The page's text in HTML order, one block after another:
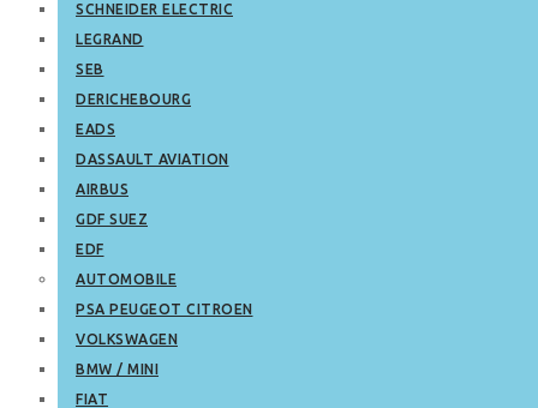
SCHNEIDER ELECTRIC
LEGRAND
SEB
DERICHEBOURG
EADS
DASSAULT AVIATION
AIRBUS
GDF SUEZ
EDF
AUTOMOBILE
PSA PEUGEOT CITROEN
VOLKSWAGEN
BMW / MINI
FIAT